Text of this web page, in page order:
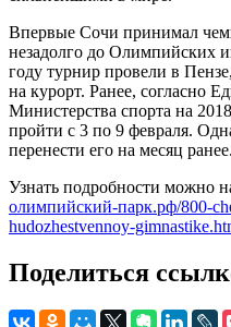
Впервые Сочи принимал
незадолго до Олимпийских
году турнир провели в
на курорт. Ранее, согласно
Министерства спорта на
пройти с 3 по 9 февраля.
перенести его на месяц ранее.
Узнать подробности можно
олимпийский-парк.рф/800-
hudozhestvennoy-
Поделиться